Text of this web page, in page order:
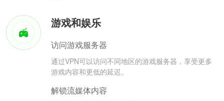
游戏和娱乐
访问游戏服务器
通过VPN可以访问不同地区的游戏服务器，享受更多
游戏内容和更低的延迟。
解锁流媒体内容